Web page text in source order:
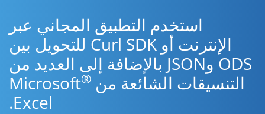
استخدم التطبيق المجاني عبر
الإنترنت أو Curl SDK للتحويل بين
ODS وJSON بالإضافة إلى العديد من
التنسيقات الشائعة من Microsoft ®
Excel.